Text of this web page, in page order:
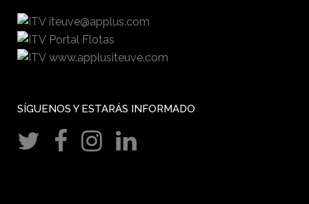
iteuve@applus.com
Portal Flotas
www.applusiteuve.com
SÍGUENOS Y ESTARÁS INFORMADO